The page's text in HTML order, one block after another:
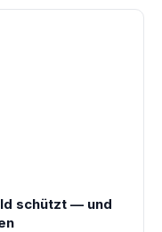
schützt — und